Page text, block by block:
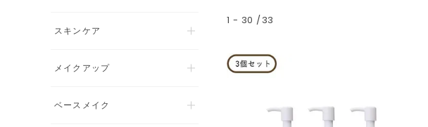
スキンケア
メイクアップ
ベースメイク
1 - 30 33